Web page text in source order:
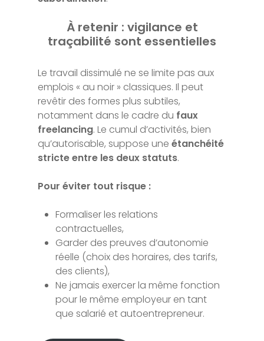
À retenir : vigilance et
traçabilité sont essentielles
Le travail dissimulé ne se limite pas aux
emplois « au noir » classiques. Il peut
revêtir des formes plus subtiles,
notamment dans le cadre du faux
freelancing. Le cumul d’activités, bien
qu’autorisable, suppose une étanchéité
stricte entre les deux statuts.
Pour éviter tout risque :
Formaliser les relations
contractuelles,
Garder des preuves d’autonomie
réelle (choix des horaires, des tarifs,
des clients),
Ne jamais exercer la même fonction
pour le même employeur en tant
que salarié et autoentrepreneur.